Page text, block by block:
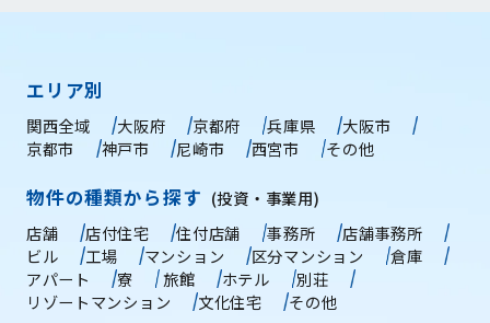
エリア別
関西全域 大阪府 京都府 兵庫県
大阪市
京都市
神戸市 尼崎市 西宮市 その他
物件の種類から探す (投資・事業用)
店舗
店付住宅 住付店舗 事務所
店舗事務所
ビル
工場 マンション 区分マンション
倉庫
アパート
寮 旅館 ホテル
別荘
リゾートマンション
文化住宅 その他